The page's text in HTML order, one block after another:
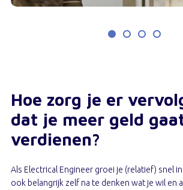
Hoe zorg je er
dat je meer geld
verdienen?
Als Electrical Engineer groei je (relatief) snel
ook belangrijk zelf na te denken wat je wil en